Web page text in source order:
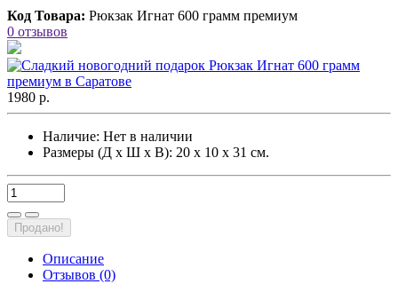
Код Товара: Рюкзак Игнат 600 грамм премиум
0 отзывов
1980 р.
Наличие: Нет в наличии
Размеры (Д х Ш х В): 20 х 10 х 31 см.
Продано!
Описание
Отзывов (0)